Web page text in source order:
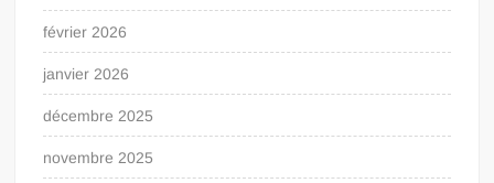
février 2026
janvier 2026
décembre 2025
novembre 2025